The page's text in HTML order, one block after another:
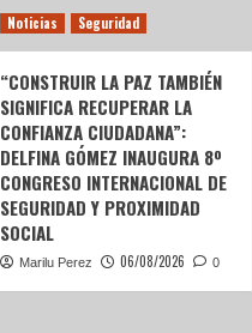
Noticias Seguridad
“CONSTRUIR LA PAZ TAMBIÉN
SIGNIFICA RECUPERAR LA
CONFIANZA CIUDADANA”:
DELFINA GÓMEZ INAUGURA 8º
CONGRESO INTERNACIONAL DE
SEGURIDAD Y PROXIMIDAD
SOCIAL
Marilu Perez 06/08/2026 0